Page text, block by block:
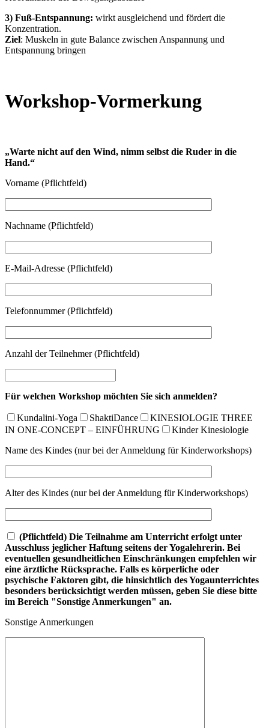
3) Fuß-Entspannung: wirkt ausgleichend und fördert die
Konzentration.
Ziel: Muskeln in gute Balance zwischen Anspannung und
Entspannung bringen
Workshop-Vormerkung
„Warte nicht auf den Wind, nimm selbst die Ruder in die
Hand.“
Vorname (Pflichtfeld)
Nachname (Pflichtfeld)
E-Mail-Adresse (Pflichtfeld)
Telefonnummer (Pflichtfeld)
Anzahl der Teilnehmer (Pflichtfeld)
Für welchen Workshop möchten Sie sich anmelden?
Kundalini-Yoga ShaktiDance
KINESIOLOGIE THREE
IN ONE-CONCEPT – EINFÜHRUNG
Kinder Kinesiologie
Name des Kindes (nur bei der Anmeldung für Kinderworkshops)
Alter des Kindes (nur bei der Anmeldung für Kinderworkshops)
(Pflichtfeld) Die Teilnahme am Unterricht erfolgt unter
Ausschluss jeglicher Haftung seitens der Yogalehrerin. Bei
eventuellen gesundheitlichen Einschränkungen empfehlen wir
eine ärztliche Rücksprache. Falls es körperliche oder
psychische Faktoren gibt, die hinsichtlich des Yogaunterrichtes
besonders berücksichtigt werden müssen, geben Sie diese bitte
im Bereich "Sonstige Anmerkungen" an.
Sonstige Anmerkungen